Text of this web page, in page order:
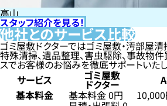
高山
スタッフ紹介を見る！
他社とのサービス比較
ゴミ屋敷ドクターではゴミ屋敷・汚部屋
特殊清掃、遺品整理、害虫駆除、事故物
スでお客様のお悩みを徹底サポートいたし
サービス
ゴミ屋敷
ドクター
基本料金
基本料金 0円